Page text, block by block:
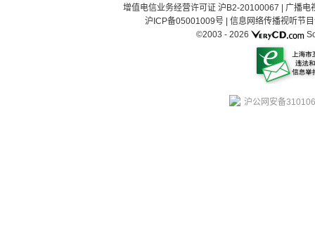
增值电信业务经营许可证 沪B2-20100067
广播电
沪ICP备05001009号| 信息网络传播视听节
©2003 - 2026
沪公网安备